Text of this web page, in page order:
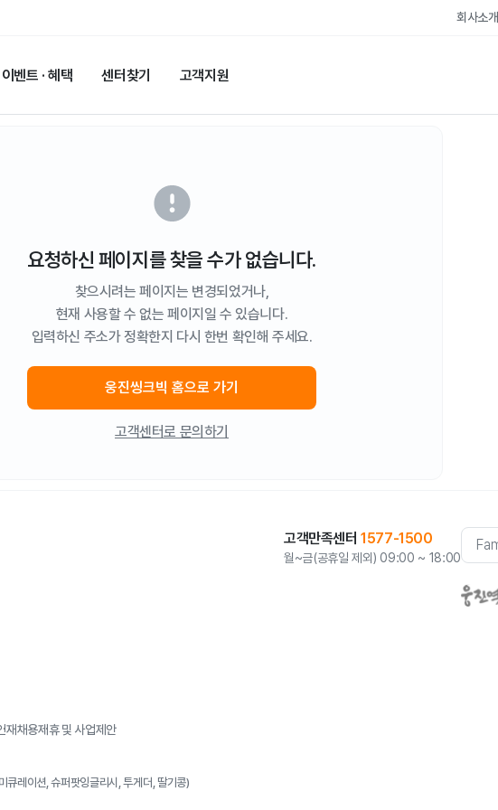
회사소개
이벤트 · 혜택 센터찾기 고객지원
요청하신 페이지를 찾을 수가 없습니다.
찾으시려는 페이지는 변경되었거나,
현재 사용할 수 없는 페이지일 수 있습니다.
입력하신 주소가 정확한지 다시 한번 확인해 주세요.
웅진씽크빅 홈으로 가기
고객센터로 문의하기
고객만족센터1577-1500
월~금(공휴일 제외) 09:00 ~ 18:00
기
업
site
재채용제휴 및 사업제안
큐레이션, 슈퍼팟잉글리시, 투게더, 딸기콩)